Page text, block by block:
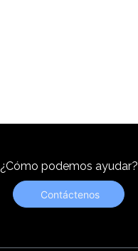
¿Cómo podemos ayudar?
Contáctenos